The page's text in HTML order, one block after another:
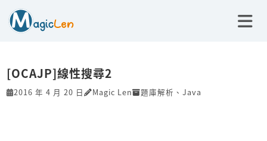
[OCAJP]線性搜尋2
2016 年 4 月 20 日 Magic Len 題庫解析 、 Java